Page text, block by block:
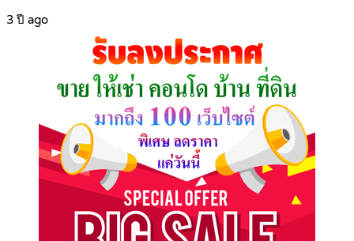
3 ปี ago